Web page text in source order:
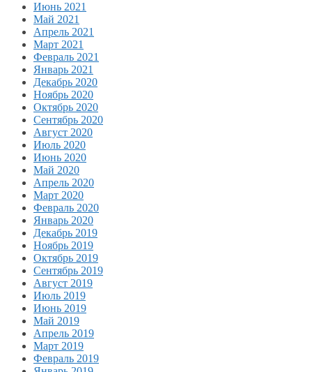
Июнь 2021
Май 2021
Апрель 2021
Март 2021
Февраль 2021
Январь 2021
Декабрь 2020
Ноябрь 2020
Октябрь 2020
Сентябрь 2020
Август 2020
Июль 2020
Июнь 2020
Май 2020
Апрель 2020
Март 2020
Февраль 2020
Январь 2020
Декабрь 2019
Ноябрь 2019
Октябрь 2019
Сентябрь 2019
Август 2019
Июль 2019
Июнь 2019
Май 2019
Апрель 2019
Март 2019
Февраль 2019